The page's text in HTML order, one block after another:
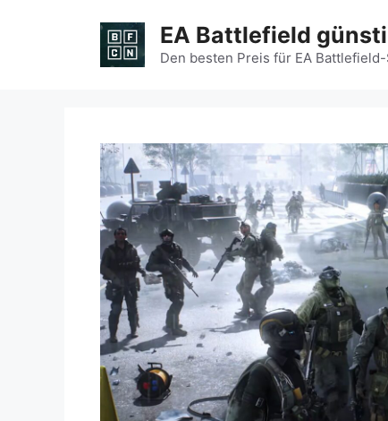
EA Battlefield
Den besten Preis für EA